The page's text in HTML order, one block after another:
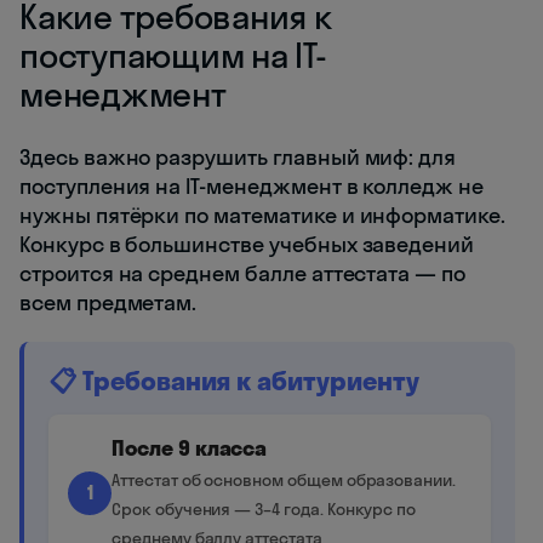
Какие требования к
поступающим на IT-
менеджмент
Здесь важно разрушить главный миф: для
поступления на IT-менеджмент в колледж не
нужны пятёрки по математике и информатике.
Конкурс в большинстве учебных заведений
строится на среднем балле аттестата — по
всем предметам.
📋 Требования к абитуриенту
1
После 9 класса
Аттестат об основном общем образовании.
Срок обучения — 3–4 года. Конкурс по
среднему баллу аттестата